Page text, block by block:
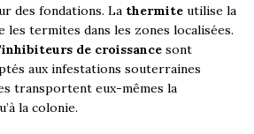
des fondations. La thermite utilise la
termites dans les zones localisées.
de croissance sont
aux infestations souterraines
transportent eux-mêmes la
la colonie.